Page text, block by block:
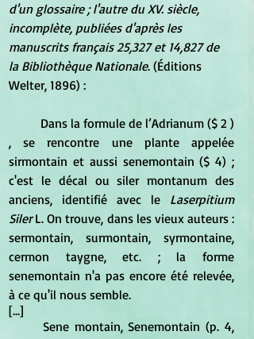
d'un glossaire ; l'autre du XV. siècle,
incomplète, publiées d'après les
manuscrits français 25,327 et 14,827 de
la Bibliothèque Nationale. (Éditions
Welter, 1896) :
, se rencontre une plante appelée
sirmontain et aussi senemontain ($ 4) ;
c'est le décal ou siler montanum des
anciens, identifié avec le Laserpitium
Siler L. On trouve, dans les vieux auteurs :
sermontain, surmontain, syrmontaine,
cermon taygne, etc. ; la forme
senemontain n'a pas encore été relevée,
à ce qu'il nous semble.
[...]